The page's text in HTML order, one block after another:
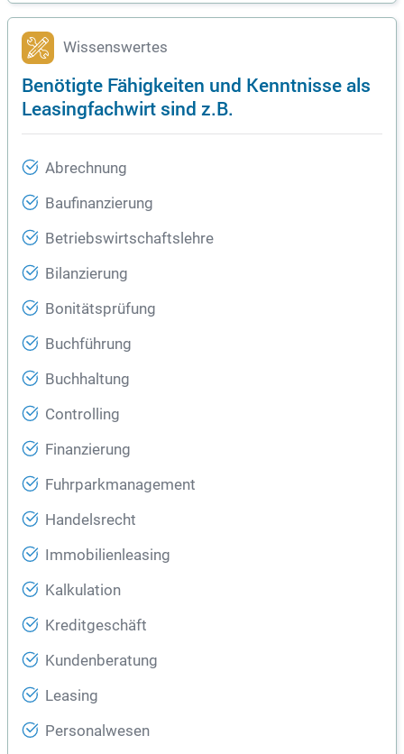
Wissenswertes
Benötigte Fähigkeiten und Kenntnisse als
Leasingfachwirt sind z.B.
Abrechnung
Baufinanzierung
Betriebswirtschaftslehre
Bilanzierung
Bonitätsprüfung
Buchführung
Buchhaltung
Controlling
Finanzierung
Fuhrparkmanagement
Handelsrecht
Immobilienleasing
Kalkulation
Kreditgeschäft
Kundenberatung
Leasing
Personalwesen